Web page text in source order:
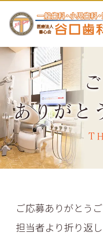
ありがと
ご応募ありがとうご
担当者より折り返